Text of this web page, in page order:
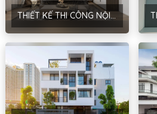
THIẾT KẾ THI CÔNG NỘI THẤT PHONG CÁCH HIỆN ĐẠI CHO ANH TUẤN ANH